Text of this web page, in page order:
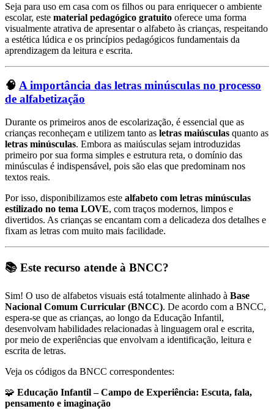
Seja para uso em casa com os filhos ou para enriquecer o ambiente
escolar, este material pedagógico gratuito oferece uma forma
visualmente atrativa de apresentar o alfabeto às crianças, respeitando
a estética lúdica e os princípios pedagógicos fundamentais da
aprendizagem da leitura e escrita.
🧠 A importância das letras minúsculas no processo
de alfabetização
Durante os primeiros anos de escolarização, é essencial que as
crianças reconheçam e utilizem tanto as letras maiúsculas quanto as
letras minúsculas. Embora as maiúsculas sejam introduzidas
primeiro por sua forma simples e estrutura reta, o domínio das
minúsculas é indispensável, pois são elas que predominam nos
textos reais.
Por isso, disponibilizamos este alfabeto com letras minúsculas
estilizado no tema LOVE, com traços modernos, limpos e
divertidos. As crianças se encantam com a delicadeza dos detalhes e
fixam as letras com muito mais facilidade.
📚 Este recurso atende à BNCC?
Sim! O uso de alfabetos visuais está totalmente alinhado à Base
Nacional Comum Curricular (BNCC). De acordo com a BNCC,
espera-se que as crianças, ao longo da Educação Infantil,
desenvolvam habilidades relacionadas à linguagem oral e escrita,
por meio de experiências que envolvam a identificação, leitura e
escrita de letras.
Veja os códigos da BNCC correspondentes:
🧩 Educação Infantil – Campo de Experiência: Escuta, fala,
pensamento e imaginação